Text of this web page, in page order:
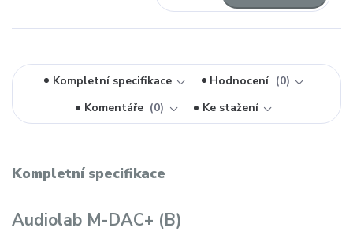
Kompletní specifikace Hodnocení
0
Komentáře
0 Ke stažení
Kompletní specifikace
Audiolab M-DAC+ (B)